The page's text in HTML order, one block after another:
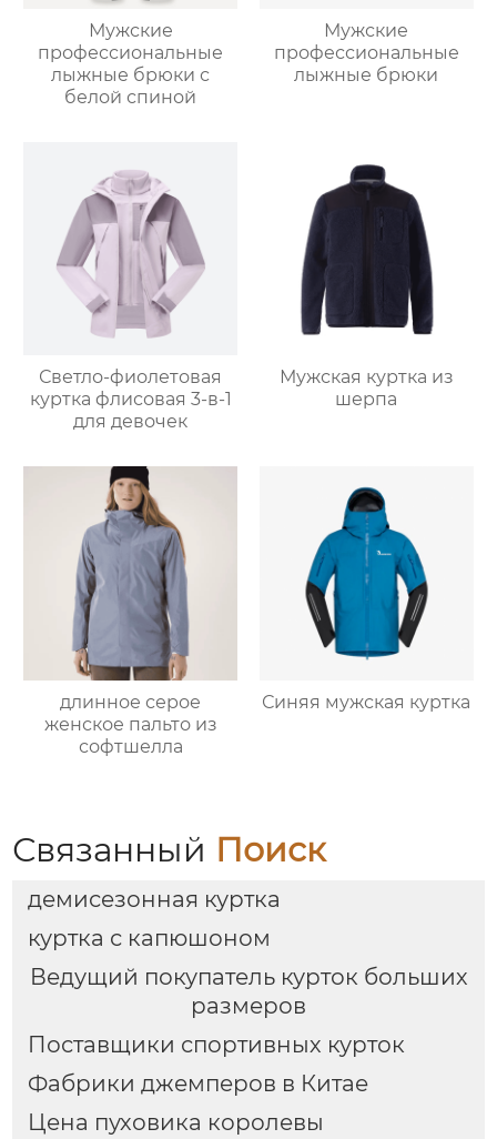
Мужские
профессиональные
лыжные брюки с
белой спиной
Мужские
профессиональные
лыжные брюки
Светло-фиолетовая
куртка флисовая 3-в-1
для девочек
Мужская куртка из
шерпа
длинное серое
женское пальто из
софтшелла
Синяя мужская куртка
Связанный Поиск
демисезонная куртка
куртка с капюшоном
Ведущий покупатель курток больших
размеров
Поставщики спортивных курток
Фабрики джемперов в Китае
Цена пуховика королевы